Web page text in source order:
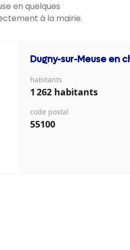
en quelques
à la mairie.
Dugny-sur-Meuse en
habitants
1 262 habitants
code postal
55100